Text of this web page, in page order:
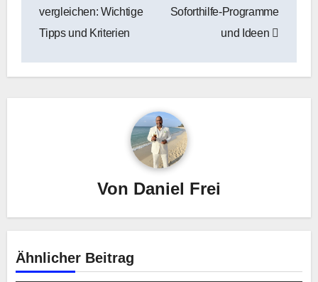
vergleichen: Wichtige
Tipps und Kriterien
Soforthilfe-Programme
und Ideen
Von Daniel Frei
Ähnlicher Beitrag